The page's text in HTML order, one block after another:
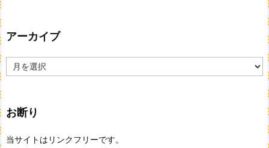
アーカイブ
ー
ブ
お断り
当サイトはリンクフリーです。